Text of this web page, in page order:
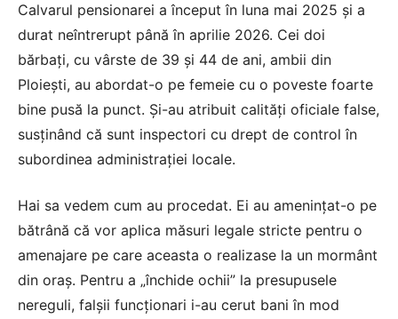
Calvarul pensionarei a început în luna mai 2025 și a
durat neîntrerupt până în aprilie 2026. Cei doi
bărbați, cu vârste de 39 și 44 de ani, ambii din
Ploiești, au abordat-o pe femeie cu o poveste foarte
bine pusă la punct. Și-au atribuit calități oficiale false,
susținând că sunt inspectori cu drept de control în
subordinea administrației locale.
Hai sa vedem cum au procedat. Ei au amenințat-o pe
bătrână că vor aplica măsuri legale stricte pentru o
amenajare pe care aceasta o realizase la un mormânt
din oraș. Pentru a „închide ochii” la presupusele
nereguli, falșii funcționari i-au cerut bani în mod